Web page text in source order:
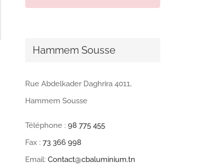
Hammem Sousse
Rue Abdelkader Daghrira 4011,
Hammem Sousse
Téléphone : 98 775 455
Fax : 73 366 998
Email: Contact@cbaluminium.tn